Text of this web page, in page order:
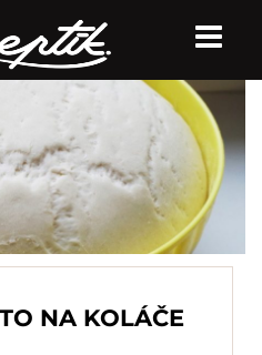
NA KOLÁČE